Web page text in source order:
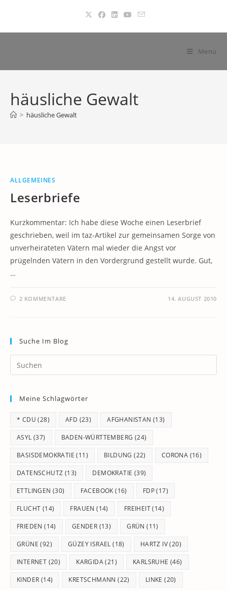
springen
Menü
häusliche Gewalt
> häusliche Gewalt
ALLGEMEINES
Leserbriefe
Kurzkommentar: Ich habe diese Woche einen Leserbrief
geschrieben, weil im taz-Artikel zur gemeinsamen Sorge von
unverheirateten Vätern mal wieder die Angst vor
prügelnden Vätern in den Vordergrund gestellt wurde. Gut,
…
2 KOMMENTARE 14. AUGUST 2010
Suche Im Blog
Meine Schlagwörter
* CDU (28) AFD (23) AFGHANISTAN (13)
ASYL (37) BADEN-WÜRTTEMBERG (24)
BASISDEMOKRATIE (11) BILDUNG (22) CORONA (16)
DATENSCHUTZ (13) DEMOKRATIE (39)
ETTLINGEN (30) FACEBOOK (16) FDP(17)
FLUCHT (14) FRAUEN (14) FREIHEIT(14)
FRIEDEN (14) GENDER (13) GRÜN (11)
GRÜNE (92) GÜZEY ISRAEL (18) HARTZ IV(20)
INTERNET (20) KARGIDA(21) KARLSRUHE (46)
KINDER (14) KRETSCHMANN (22) LINKE (20)